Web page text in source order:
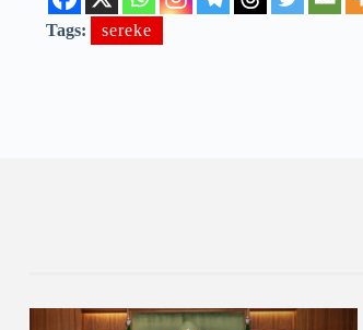
Tags: sereke